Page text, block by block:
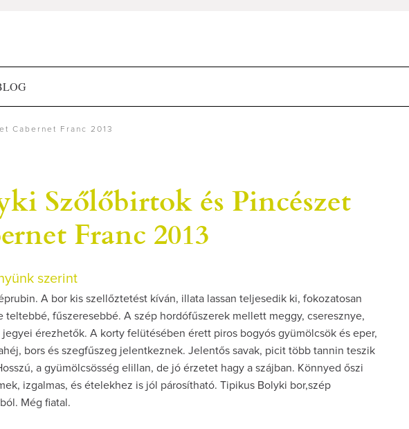
Cabernet Franc 2013
Szőlőbirtok és Pincészet
Franc 2013
szerint
A bor kis szellőztetést kíván, illata lassan teljesedik ki, fokozatosan
teltebbé, fűszeresebbé. A szép hordófűszerek mellett meggy, cseresznye,
jegyei érezhetők. A korty felütésében érett piros bogyós gyümölcsök és eper,
bors és szegfűszeg jelentkeznek. Jelentős savak, picit több tannin teszik
a gyümölcsösség elillan, de jó érzetet hagy a szájban. Könnyed őszi
izgalmas, és ételekhez is jól párosítható. Tipikus Bolyki bor,szép
Még fiatal.